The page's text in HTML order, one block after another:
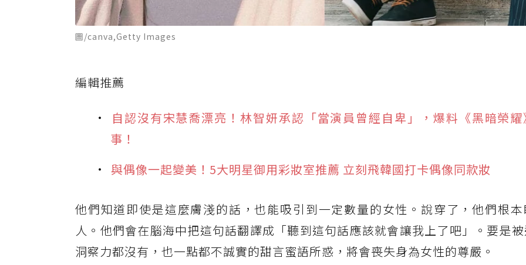
圖/canva,Getty Images
編輯推薦
自認沒有宋慧喬漂亮！林智妍承認「當演員曾經自卑」，爆料《黑暗榮
事！
與偶像一起變美！5大明星御用彩妝室推薦 立刻飛韓國打卡偶像同款妝
他們知道即使是這麼膚淺的話，也能吸引到一定數量的女性。說穿了，他們根
人。他們會在腦海中把這句話翻譯成「聽到這句話應該就會讓我上了吧」。要是
洞察力都沒有，也一點都不誠實的甜言蜜語所惑，將會喪失身為女性的尊嚴。